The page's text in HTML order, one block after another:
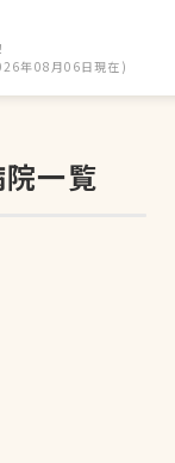
年08月06日現在)
一覧